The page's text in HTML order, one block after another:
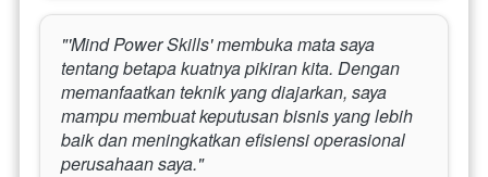
"'Mind Power Skills' membuka mata saya
tentang betapa kuatnya pikiran kita. Dengan
memanfaatkan teknik yang diajarkan, saya
mampu membuat keputusan bisnis yang lebih
baik dan meningkatkan efisiensi operasional
perusahaan saya."